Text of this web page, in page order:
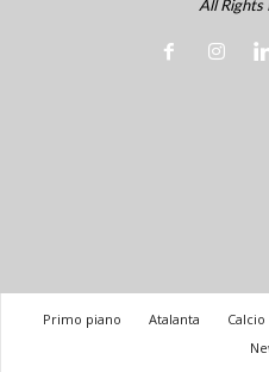
All Rights
Primo piano Atalanta Calcio